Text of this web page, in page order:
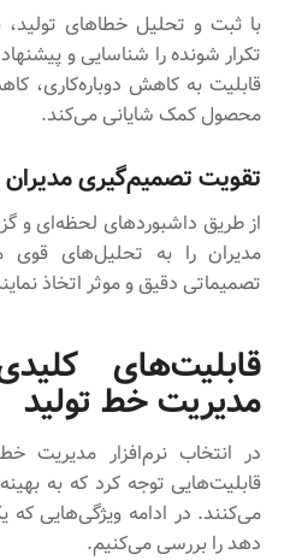
با ثبت و تحلیل خطاهای تولید،
تکرار شونده را شناسایی و
قابلیت به کاهش دوباره‌کاری،
محصول کمک شایانی می‌کند.
تقویت تصمیم‌گیری مدیران
از طریق داشبوردهای لحظه‌ای و
مدیران را به تحلیل‌های قوی
تصمیماتی دقیق و موثر اتخاذ
قابلیت‌های
مدیریت خط تولید
در انتخاب نرم‌افزار مدیریت
قابلیت‌هایی توجه کرد که به
می‌کنند. در ادامه ویژگی‌هایی که
دهد را بررسی می‌کنیم.